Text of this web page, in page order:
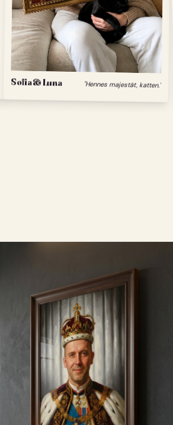
Sofia & Luna "Hennes majestät, katten."